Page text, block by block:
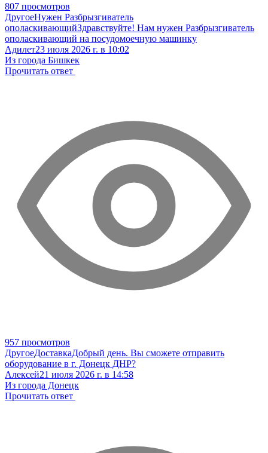
807 просмотров
ДругоеНужен Разбрызгиватель
ополаскивающийЗдравствуйте! Нам нужен Разбрызгиватель
ополаскивающий на посудомоечную машинку
Адилет23 июля 2026 г. в 10:02
Из города Бишкек
Прочитать ответ
957 просмотров
ДругоеДоставкаДобрый день. Вы сможете отправить
оборудование в г. Донецк ДНР?
Алексей21 июля 2026 г. в 14:58
Из города Донецк
Прочитать ответ